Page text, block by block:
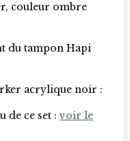
couleur ombre
du tampon Hapi
acrylique noir :
de ce set :voir le